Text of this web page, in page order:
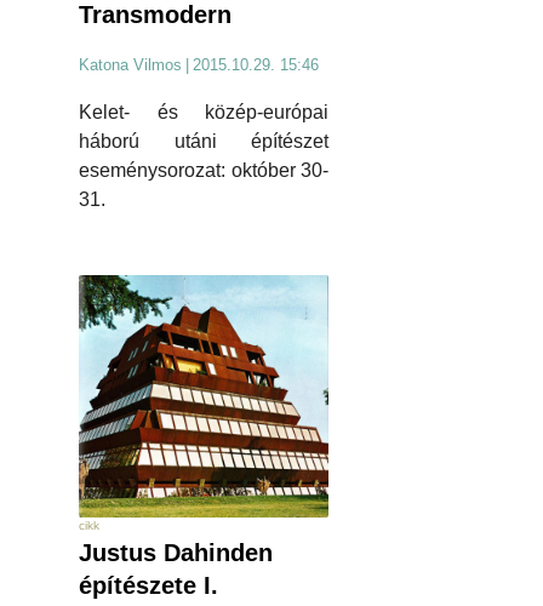
Transmodern
Katona Vilmos 2015.10.29. 15:46
Kelet- és közép-európai
háború utáni építészet
eseménysorozat: október 30-
31.
cikk
Justus Dahinden
építészete I.